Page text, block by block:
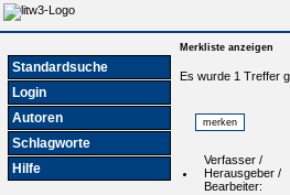
Standardsuche
Login
Autoren
Schlagworte
Hilfe
Merkliste anzeigen
Es wurde 1 Treffer
Verfasser /
Herausgeber /
Bearbeiter: